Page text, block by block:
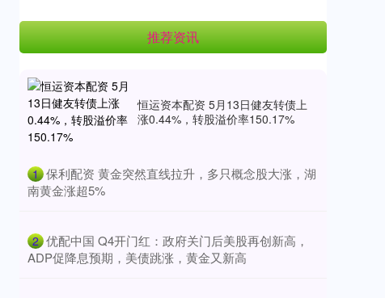
推荐资讯
恒运资本配资 5月13日健友转债上
涨0.44%，转股溢价率150.17%
1 ​保利配资 黄金突然直线拉升，多只概念股大涨，湖
南黄金涨超5%
2 ​优配中国 Q4开门红：政府关门后美股再创新高，
ADP促降息预期，美债跳涨，黄金又新高